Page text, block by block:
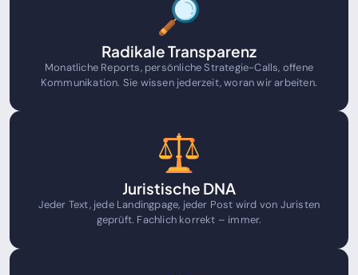
Radikale Transparenz
Monatliche Reports, persönliche Strategie-Calls, offene
Kommunikation. Sie wissen jederzeit, woran wir arbeiten.
Juristische DNA
Jeder Text, jede Landingpage, jeder Post wird von Juristen
geprüft. Fachlich korrekt – immer.